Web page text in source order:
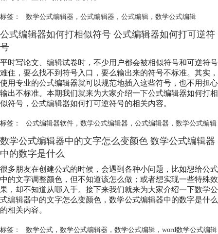
标签： 数学公式编辑器 ， 公式编辑器 ， 公式编辑， 数学公式编辑
公式编辑器如何打相似符号 公式编辑器如何打可逆符
号
平时写论文、编辑试卷时，不少用户都会被相似符号和可逆符号
难住，要么找不到符号入口，要么输出来的符号不标准。其实，
使用专业的公式编辑器就可以规范地插入这些符号，也不用担心
输出不标准。本期我们就来为大家介绍一下公式编辑器如何打相
似符号，公式编辑器如何打可逆符号的相关内容。
标签： 公式编辑器软件， 数学公式编辑器 ， 公式编辑器 ， 数学公式编辑
数学公式编辑器中的文字怎么变颜色 数学公式编辑器
中的数字是什么
很多朋友在创建公式的时候，会遇到各种小问题，比如想给公式
中的文字调整颜色，但不知道该怎么做；或者想实现一些特殊效
果，却不知道从哪入手。接下来我们就来为大家介绍一下数学公
式编辑器中的文字怎么变颜色， 数学公式编辑器中的数字是什么
的相关内容。
标签： 数学公式， 数学公式编辑器 ， 数学公式编辑， word数学公式编辑